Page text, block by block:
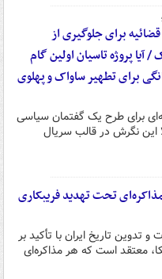
برای جلوگیری از
پروژه تاسیان اولین گام
برای تطهیر ساواک و پهلوی
برای طرح یک گفتمان سیاسی
این نگرش در قالب سریال
تحت تهدید فریبکاری
و تدوین تاریخ ایران با تأکید بر
معتقد است که هر مذاکره‌ای